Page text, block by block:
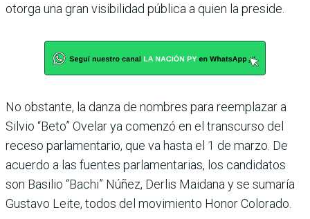
otorga una gran visibilidad pública a quien la preside.
No obstante, la danza de nombres para reemplazar a
Silvio “Beto” Ovelar ya comenzó en el transcurso del
receso parlamentario, que va hasta el 1 de marzo. De
acuerdo a las fuentes par­lamentarias, los candidatos
son Basilio “Bachi” Núñez, Derlis Maidana y se suma­ría
Gustavo Leite, todos del movimiento Honor Colo­rado.